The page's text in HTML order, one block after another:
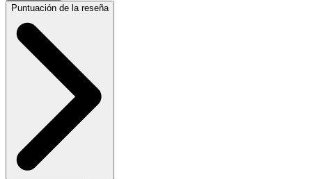
Puntuación de la reseña